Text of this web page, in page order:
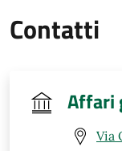
Contatti
Affari
Via